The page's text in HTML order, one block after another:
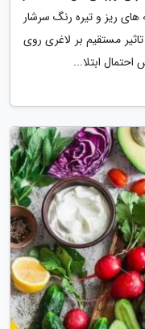
های ریز و تیره رنگ سرشار
تاثیر مستقیم بر لاغری روی
ابتلا...